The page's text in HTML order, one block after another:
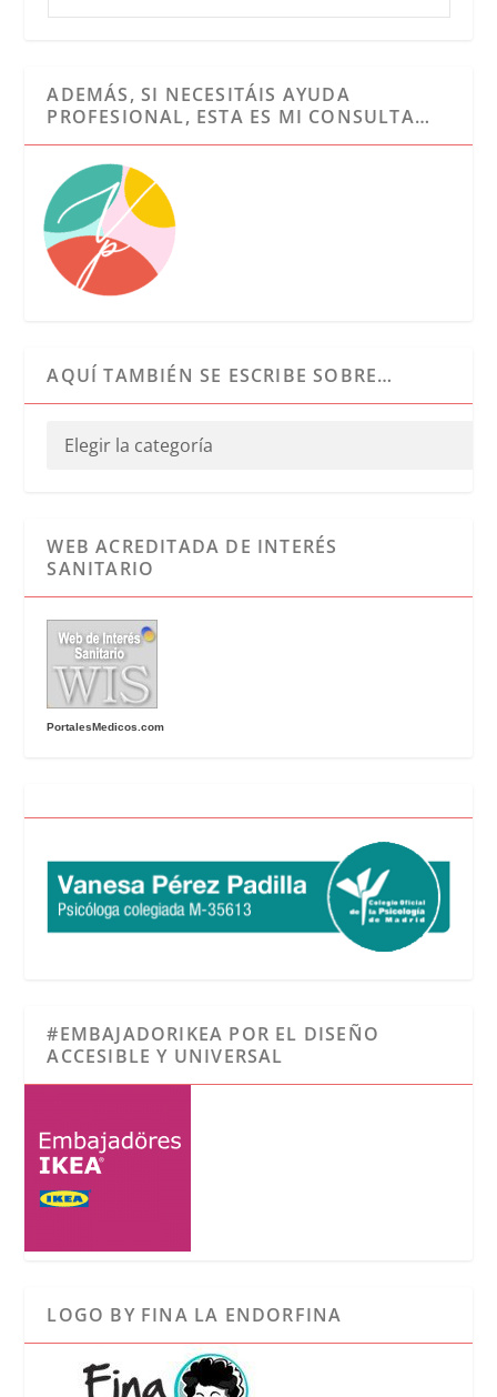
ADEMÁS, SI NECESITÁIS AYUDA
PROFESIONAL, ESTA ES MI CONSULTA…
AQUÍ TAMBIÉN SE ESCRIBE SOBRE…
WEB ACREDITADA DE INTERÉS
SANITARIO
PortalesMedicos.com
#EMBAJADORIKEA POR EL DISEÑO
ACCESIBLE Y UNIVERSAL
LOGO BY FINA LA ENDORFINA